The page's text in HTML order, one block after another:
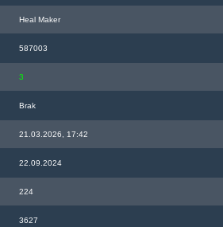
Heal Maker
587003
3
Brak
21.03.2026, 17:42
22.09.2024
224
3627